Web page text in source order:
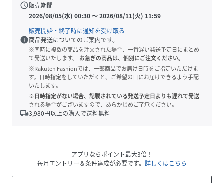
schedule販売期間
2026/08/05(水) 00:30〜2026/08/11(火) 11:59
販売開始・終了時に通知を受け取る
info商品発送についてのご案内です。
※同時に複数の商品を注文された場合、一番遅い発送予定日にまとめ
て発送いたします。
お急ぎの商品は、個別にご注文ください。
※Rakuten Fashionでは、一部商品でお届け日時をご指定いただけま
す。日時指定をしていただくと、ご希望の日にお届けできるよう手配
いたします。
※日時指定がない場合、記載されている発送予定日よりも遅れて発送
される場合がございますので、あらかじめご了承ください。
local_shipping3,980円以上の購入で送料無料
アプリならポイント最大3倍！
毎月エントリー＆条件達成が必要です。 詳しくはこちら